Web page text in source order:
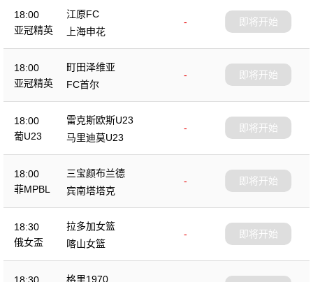
18:00
亚冠精英
江原FC
-
上海申花
即将开始
18:00
亚冠精英
町田泽维亚
-
FC首尔
即将开始
18:00
葡U23
雷克斯欧斯U23
-
马里迪莫U23
即将开始
18:00
菲MPBL
三宝颜布兰德
-
宾南塔塔克
即将开始
18:30
俄女盃
拉多加女篮
-
喀山女篮
即将开始
格里1970